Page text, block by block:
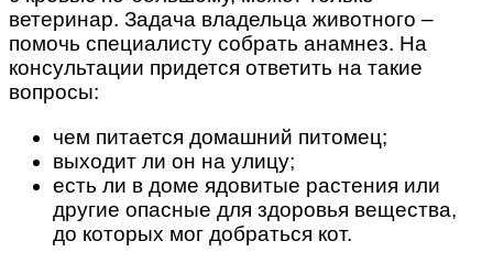
ветеринар. Задача владельца животного –
помочь специалисту собрать анамнез. На
консультации придется ответить на такие
вопросы:
чем питается домашний питомец;
выходит ли он на улицу;
есть ли в доме ядовитые растения или
другие опасные для здоровья вещества,
до которых мог добраться кот.